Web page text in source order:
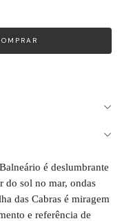
é deslumbrante
do sol no mar, ondas
das Cabras é miragem
e referência de